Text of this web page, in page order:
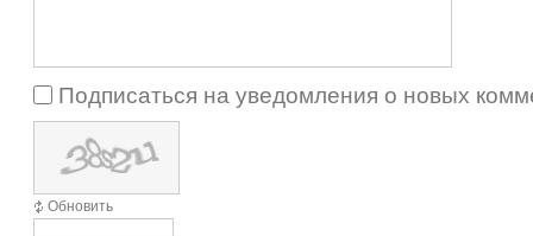
Подписаться на уведомления о новых
Обновить